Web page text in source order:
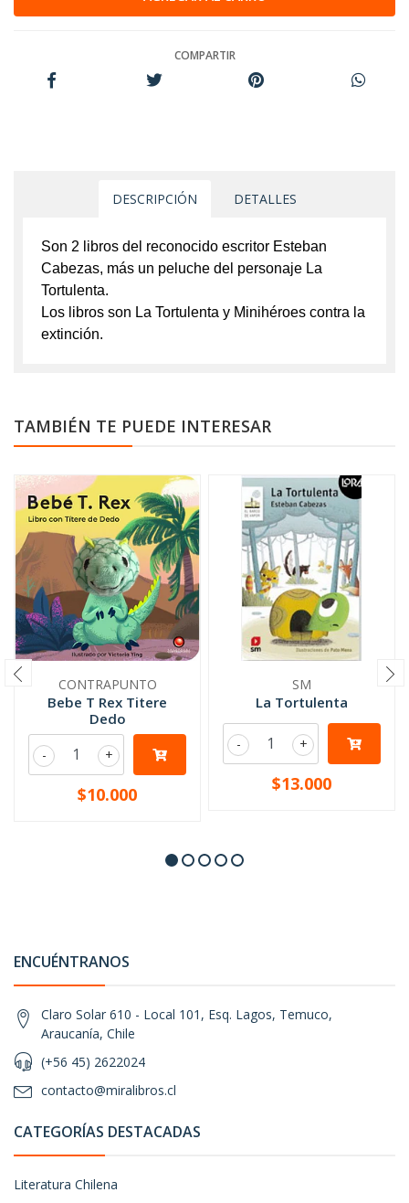
COMPARTIR
DESCRIPCIÓN DETALLES
Son 2 libros del reconocido escritor Esteban
Cabezas, más un peluche del personaje La
Tortulenta.
Los libros son La Tortulenta y Minihéroes contra la
extinción.
TAMBIÉN TE PUEDE INTERESAR
CONTRAPUNTO
Bebe T Rex Titere
Dedo
+
-
$10.000
SM
La Tortulenta
+
-
$13.000
ENCUÉNTRANOS
Claro Solar 610 - Local 101, Esq. Lagos, Temuco,
Araucanía, Chile
(+56 45) 2622024
contacto@miralibros.cl
CATEGORÍAS DESTACADAS
Literatura Chilena